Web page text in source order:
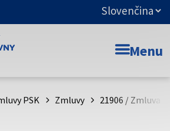
stránka Prešovského
Menu
PSK Zmluvy 21906 / Zmluva